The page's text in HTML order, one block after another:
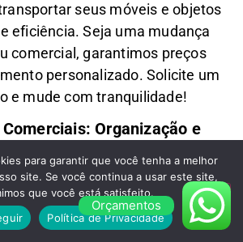
seus móveis e objetos
eficiência. Seja uma mudança
comercial , garantimos preços
personalizado. Solicite um
e mude com tranquilidade!
Organização e
Mudança Comercialde São
? AKarretocuida de toda a
escritórios, lojas e empresas,
Orçamentos
para garantir que você tenha a melhor
site. Se você continua a usar este site,
que você está satisfeito.
Política de Privacidade